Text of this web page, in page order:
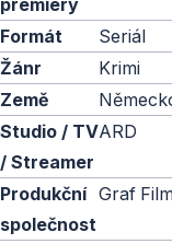
premiéry
Formát
Seriál
Žánr
Krimi
Země
Studio / TV
/ Streamer
ARD
Produkční
společnost
Graf